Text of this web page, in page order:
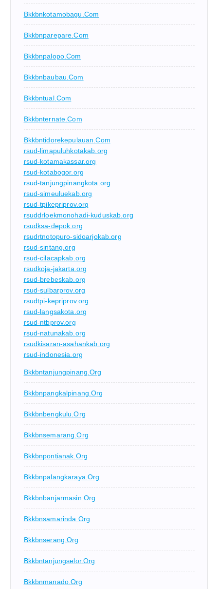
Bkkbnkotamobagu.com
Bkkbnparepare.com
Bkkbnpalopo.com
Bkkbnbaubau.com
Bkkbntual.com
Bkkbnternate.com
Bkkbntidorekepulauan.com
rsud-limapuluhkotakab.org
rsud-kotamakassar.org
rsud-kotabogor.org
rsud-tanjungpinangkota.org
rsud-simeuluekab.org
rsud-tpikepriprov.org
rsuddrloekmonohadi-kuduskab.org
rsudksa-depok.org
rsudrtnotopuro-sidoarjokab.org
rsud-sintang.org
rsud-cilacapkab.org
rsudkoja-jakarta.org
rsud-brebeskab.org
rsud-sulbarprov.org
rsudtpi-kepriprov.org
rsud-langsakota.org
rsud-ntbprov.org
rsud-natunakab.org
rsudkisaran-asahankab.org
rsud-indonesia.org
Bkkbntanjungpinang.org
Bkkbnpangkalpinang.org
Bkkbnbengkulu.org
Bkkbnsemarang.org
Bkkbnpontianak.org
Bkkbnpalangkaraya.org
Bkkbnbanjarmasin.org
Bkkbnsamarinda.org
Bkkbnserang.org
Bkkbntanjungselor.org
Bkkbnmanado.org